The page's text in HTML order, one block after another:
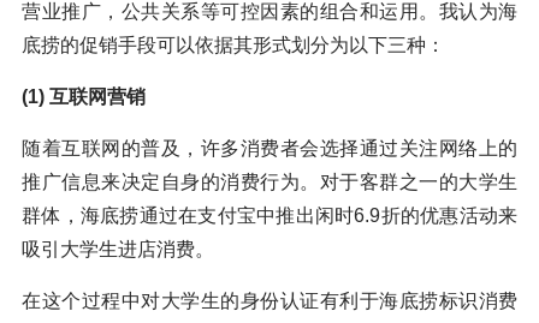
营业推广，公共关系等可控因素的组合和运用。我认为海
底捞的促销手段可以依据其形式划分为以下三种：
(1) 互联网营销
随着互联网的普及，许多消费者会选择通过关注网络上的
推广信息来决定自身的消费行为。对于客群之一的大学生
群体，海底捞通过在支付宝中推出闲时6.9折的优惠活动来
吸引大学生进店消费。
在这个过程中对大学生的身份认证有利于海底捞标识消费